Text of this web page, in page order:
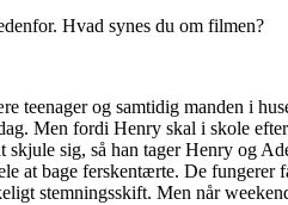
Hvad synes du om filmen?
og samtidig manden i
Men fordi Henry skal i skole
sig, så han tager Henry og
at bage ferskentærte. De
stemningsskift. Men når